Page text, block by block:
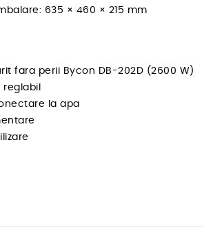
635 × 460 × 215 mm
fara perii Bycon DB-202D (2600 W)
la apa